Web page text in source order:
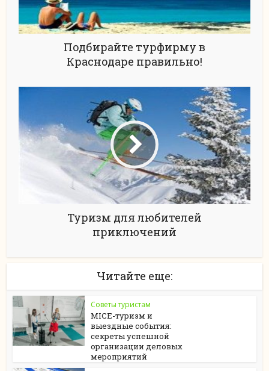
Подбирайте турфирму в
Краснодаре правильно!
Туризм для любителей
приключений
Читайте еще:
Советы туристам
MICE-туризм и
выездные события:
секреты успешной
организации деловых
мероприятий